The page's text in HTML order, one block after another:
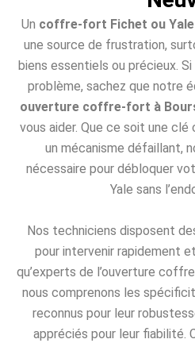
Un coffre-fort Fichet ou Yale
une source de frustration,
biens essentiels ou précieux.
problème, sachez que notre
ouverture coffre-fort à
vous aider. Que ce soit une clé
un mécanisme défaillant,
nécessaire pour débloquer
Yale sans
Nos techniciens disposent
pour intervenir rapidement
qu’experts de l’ouverture
nous comprenons les
reconnus pour leur
appréciés pour leur fiabilité.